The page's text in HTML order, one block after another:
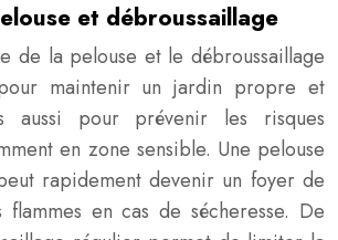
et débroussaillage
de la pelouse et le débroussaillage
maintenir un jardin propre et
aussi pour prévenir les risques
en zone sensible. Une pelouse
rapidement devenir un foyer de
en cas de sécheresse. De